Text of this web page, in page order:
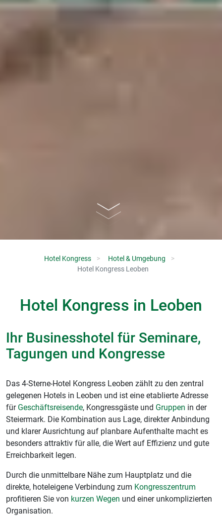
Hotel Kongress
Hotel & Umgebung
Hotel Kongress Leoben
Hotel Kongress in Leoben
Ihr Businesshotel für Seminare,
Tagungen und Kongresse
Das 4-Sterne-Hotel Kongress Leoben zählt zu den zentral
gelegenen Hotels in Leoben und ist eine etablierte Adresse
für Geschäftsreisende, Kongressgäste und Gruppen in der
Steiermark. Die Kombination aus Lage, direkter Anbindung
und klarer Ausrichtung auf planbare Aufenthalte macht es
besonders attraktiv für alle, die Wert auf Effizienz und gute
Erreichbarkeit legen.
Durch die unmittelbare Nähe zum Hauptplatz und die
direkte, hoteleigene Verbindung zum Kongresszentrum
profitieren Sie von kurzen Wegen und einer unkomplizierten
Organisation.